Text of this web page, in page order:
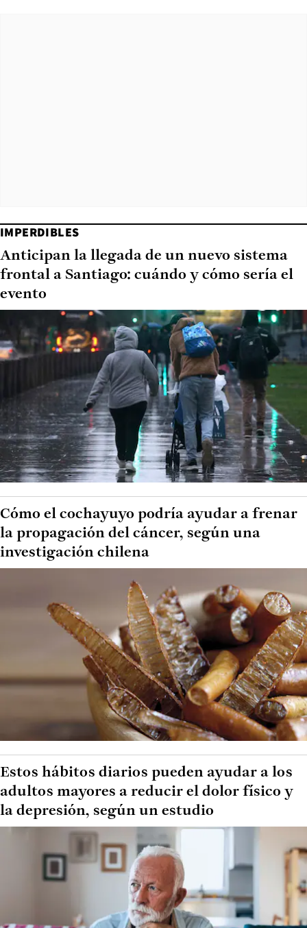
IMPERDIBLES
Anticipan la llegada de un nuevo sistema
frontal a Santiago: cuándo y cómo sería el
evento
Cómo el cochayuyo podría ayudar a frenar
la propagación del cáncer, según una
investigación chilena
Estos hábitos diarios pueden ayudar a los
adultos mayores a reducir el dolor físico y
la depresión, según un estudio